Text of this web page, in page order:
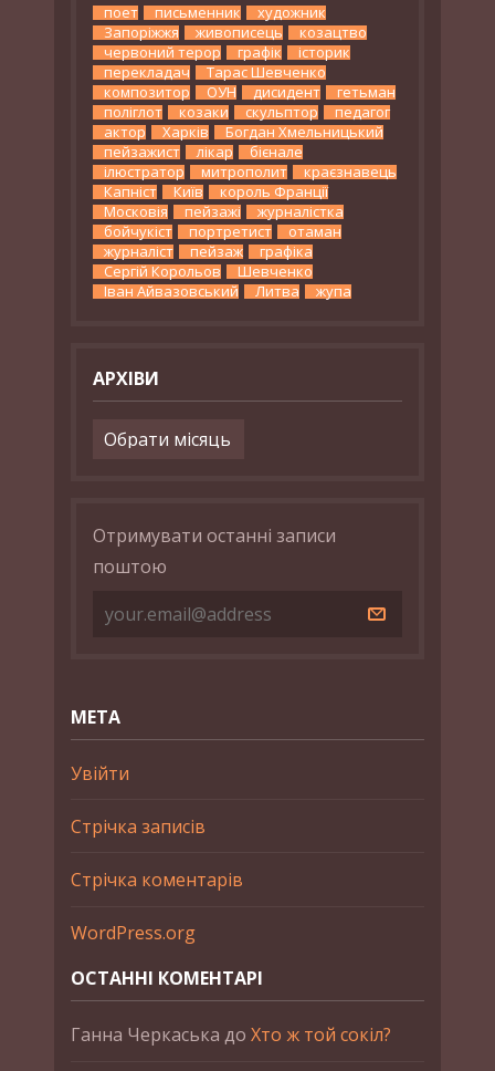
поет письменник
художник
Запоріжжя
живописець
козацтво
червоний терор
графік
історик
перекладач
Тарас Шевченко
композитор
ОУН дисидент
гетьман
поліглот
козаки скульптор
педагог
актор
Харків
Богдан Хмельницький
пейзажист
лікар
бієнале
ілюстратор
митрополит
краєзнавець
Капніст
Київ
король Франції
Московія
пейзажі
журналістка
бойчукіст
портретист
отаман
журналіст
пейзаж
графіка
Сергій Корольов
Шевченко
Іван Айвазовський
Литва жупа
АРХІВИ
Архіви
Отримувати останні записи
поштою
МЕТА
Увійти
Стрічка записів
Стрічка коментарів
WordPress.org
ОСТАННІ КОМЕНТАРІ
Ганна Черкаська до Хто ж той сокіл?